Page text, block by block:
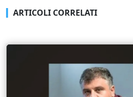
ARTICOLI CORRELATI